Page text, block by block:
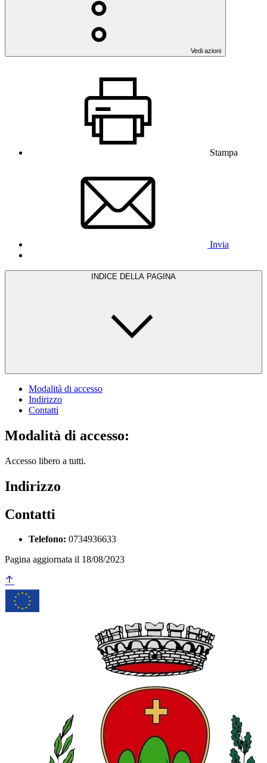
Vedi azioni
Stampa
Invia
INDICE DELLA PAGINA
Modalità di accesso
Indirizzo
Contatti
Modalità di accesso:
Accesso libero a tutti.
Indirizzo
Contatti
Telefono: 0734936633
Pagina aggiornata il 18/08/2023